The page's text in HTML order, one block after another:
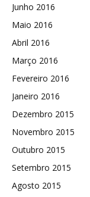
Junho 2016
Maio 2016
Abril 2016
Março 2016
Fevereiro 2016
Janeiro 2016
Dezembro 2015
Novembro 2015
Outubro 2015
Setembro 2015
Agosto 2015